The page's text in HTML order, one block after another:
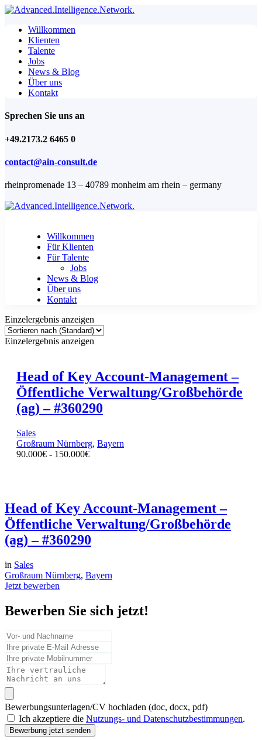
Willkommen
Klienten
Talente
Jobs
News & Blog
Über uns
Kontakt
Sprechen Sie uns an
+49.2173.2 6465 0
contact@ain-consult.de
rheinpromenade 13 – 40789 monheim am rhein – germany
Willkommen
Für Klienten
Für Talente
Jobs
News & Blog
Über uns
Kontakt
Einzelergebnis anzeigen
Einzelergebnis anzeigen
Head of Key Account-Management –
Öffentliche Verwaltung/Großbehörde
(ag) – #360290
Sales
Großraum Nürnberg, Bayern
90.000€ - 150.000€
Head of Key Account-Management –
Öffentliche Verwaltung/Großbehörde
(ag) – #360290
in Sales
Großraum Nürnberg, Bayern
Jetzt bewerben
Bewerben Sie sich jetzt!
Bewerbungsunterlagen/CV hochladen (doc, docx, pdf)
Ich akzeptiere die Nutzungs- und Datenschutzbestimmungen.
Bewerbung jetzt senden